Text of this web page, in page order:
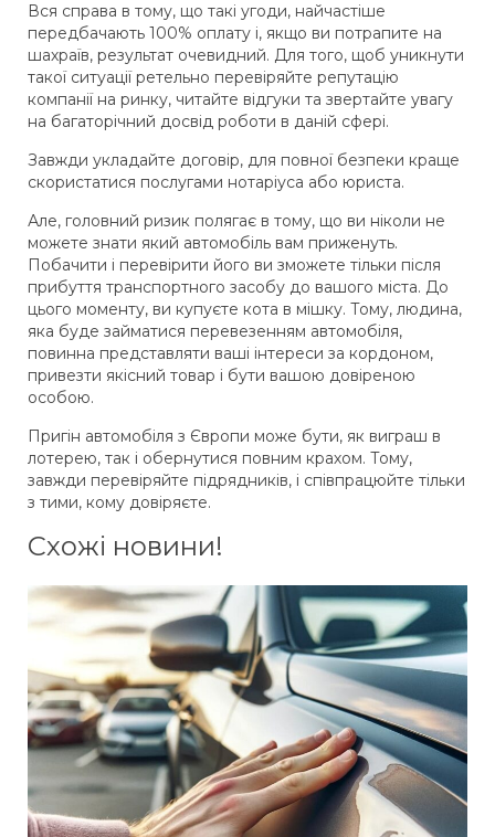
Вся справа в тому, що такі угоди, найчастіше
передбачають 100% оплату і, якщо ви потрапите на
шахраїв, результат очевидний. Для того, щоб уникнути
такої ситуації ретельно перевіряйте репутацію
компанії на ринку, читайте відгуки та звертайте увагу
на багаторічний досвід роботи в даній сфері.
Завжди укладайте договір, для повної безпеки краще
скористатися послугами нотаріуса або юриста.
Але, головний ризик полягає в тому, що ви ніколи не
можете знати який автомобіль вам приженуть.
Побачити і перевірити його ви зможете тільки після
прибуття транспортного засобу до вашого міста. До
цього моменту, ви купуєте кота в мішку. Тому, людина,
яка буде займатися перевезенням автомобіля,
повинна представляти ваші інтереси за кордоном,
привезти якісний товар і бути вашою довіреною
особою.
Пригін автомобіля з Європи може бути, як виграш в
лотерею, так і обернутися повним крахом. Тому,
завжди перевіряйте підрядників, і співпрацюйте тільки
з тими, кому довіряєте.
Схожі новини!